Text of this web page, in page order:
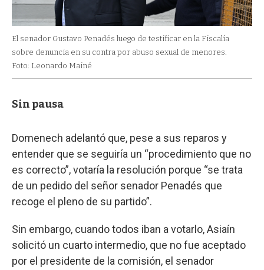
El senador Gustavo Penadés luego de testificar en la Fiscalía
sobre denuncia en su contra por abuso sexual de menores.
Foto: Leonardo Mainé
Sin pausa
Domenech adelantó que, pese a sus reparos y
entender que se seguiría un “procedimiento que no
es correcto”, votaría la resolución porque “se trata
de un pedido del señor senador Penadés que
recoge el pleno de su partido”.
Sin embargo, cuando todos iban a votarlo, Asiaín
solicitó un cuarto intermedio, que no fue aceptado
por el presidente de la comisión, el senador